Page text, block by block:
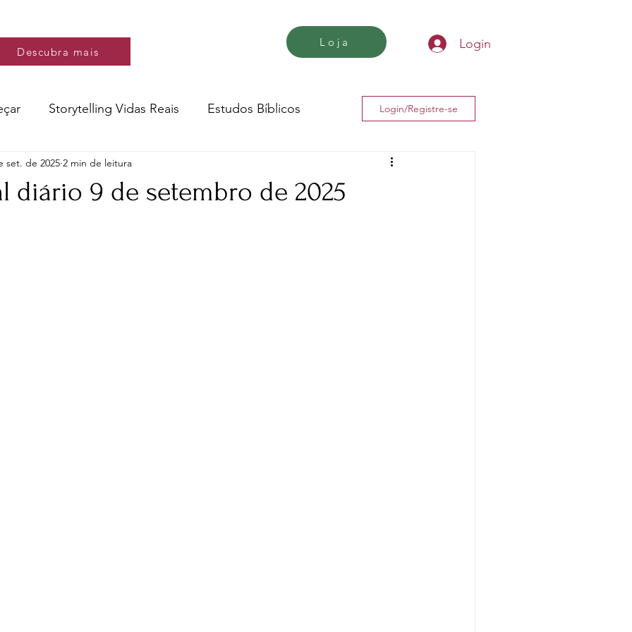
Descubra mais
Loja
Descubra mais
Login
Storytelling Vidas Reais Estudos Bíblicos
Música e video Versos
Login/Registre-se
diário 9 de setembro de 2025
set. de 2025 2 min de leitura
5 estrelas.